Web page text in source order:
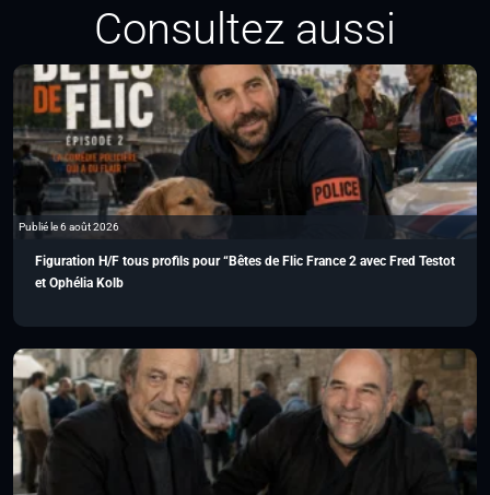
Consultez aussi
Publié le 6 août 2026
Figuration H/F tous profils pour “Bêtes de Flic France 2 avec Fred Testot
et Ophélia Kolb